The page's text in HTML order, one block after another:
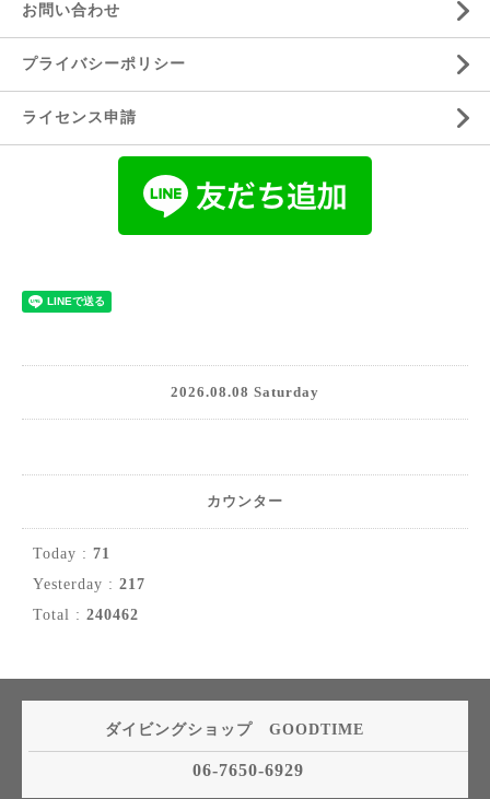
お問い合わせ
プライバシーポリシー
ライセンス申請
2026.08.08 Saturday
カウンター
Today : 71
Yesterday : 217
Total : 240462
ダイビングショップ GOODTIME
06-7650-6929